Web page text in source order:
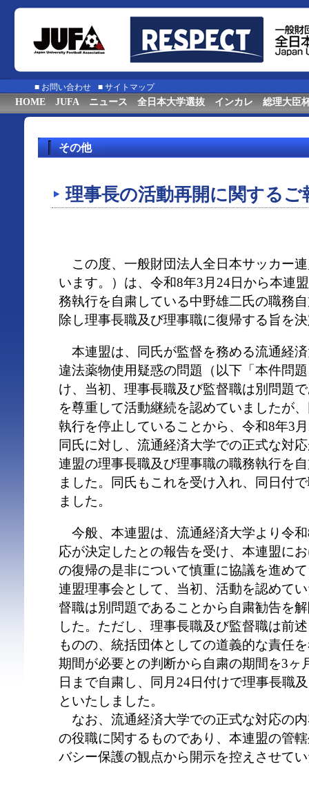
■ お問い合わせ ■ サイトマップ
HOME JUFA ニュース 全日本大学選抜 インカレ 総理大臣
その他
理事長の活動再開に関するご
この度、一般財団法人全日本サッカー
います。）は、令和8年3月24日から本連
務執行を自粛している中野雄二氏の職務
除し理事長職及び理事職に復帰する旨を
本連盟は、同氏が監督を務める流通経
違法薬物使用疑惑の問題（以下「本件問
け、当初、理事長職及び監督職は別問題
を尊重して活動継続を認めていましたが
執行を停止していることから、令和8年3
同氏に対し、流通経済大学での正式な対
連盟の理事長職及び理事職の職務執行を
ました。同氏もこれを受け入れ、同日付
ました。
今般、本連盟は、流通経済大学より令
応が決定したとの報告を受け、本連盟に
の復帰の是非について慎重に協議を進め
連盟理事会として、当初、活動を認めて
督職は別問題であることから自粛勧告を
した。ただし、理事長職及び監督職は前
ものの、統括団体としての道義的な責任
期間が必要との判断から自粛の期間を3ヶ
日まで自粛し、同月24日付けで理事長職
といたしました。
なお、流通経済大学での正式な対応の
の役職に関するものであり、本連盟の管
バシー保護の観点から開示を控えさせて